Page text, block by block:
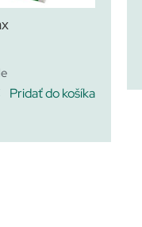
Pridať do košíka